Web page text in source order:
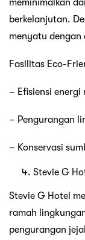
meminimalkan
berkelanjutan.
menyatu dengan
Fasilitas Eco-
– Efisiensi
– Pengurangan
– Konservasi
Stevie G
Stevie G Hotel
ramah
pengurangan